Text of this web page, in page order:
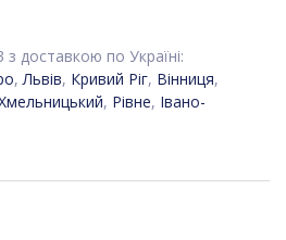
з доставкою по Україні:
, Львів, Кривий Ріг, Вінниця,
, Рівне, Івано-